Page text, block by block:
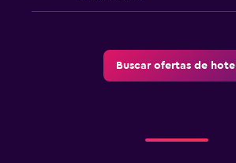
Check-in/check-out privado
Buscar ofertas de hotel